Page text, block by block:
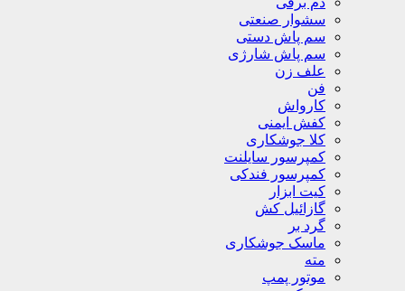
سشوار صنعتی
سم پاش دستی
سم پاش شارژی
علف زن
فن
کارواش
کفش ایمنی
کلا جوشکاری
کمپرسور سایلنت
کمپرسور فندکی
کیت ابزار
گازائیل کش
گرد بر
ماسک جوشکاری
مته
موتور پمپ